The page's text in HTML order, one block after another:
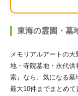
東海の霊園・墓
メモリアルアートの
地・寺院墓地・永代供
索』なら、気になる
最大10件までまとめて